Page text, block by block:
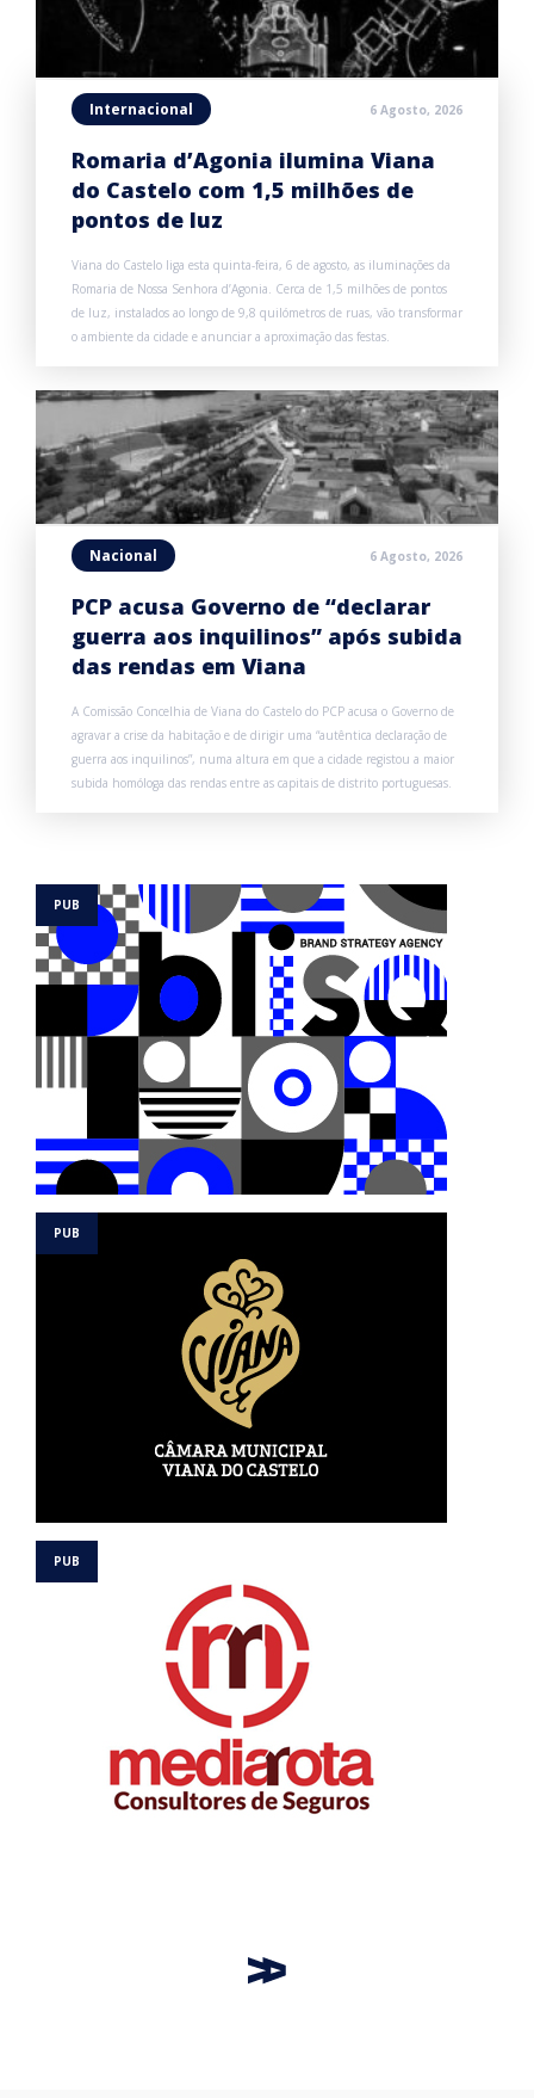
Internacional 6 Agosto, 2026
Romaria d’Agonia ilumina Viana
do Castelo com 1,5 milhões de
pontos de luz
Viana do Castelo liga esta quinta-feira, 6 de agosto, as iluminações da
Romaria de Nossa Senhora d’Agonia. Cerca de 1,5 milhões de pontos
de luz, instalados ao longo de 9,8 quilómetros de ruas, vão transformar
o ambiente da cidade e anunciar a aproximação das festas.
Nacional 6 Agosto, 2026
PCP acusa Governo de “declarar
guerra aos inquilinos” após subida
das rendas em Viana
A Comissão Concelhia de Viana do Castelo do PCP acusa o Governo de
agravar a crise da habitação e de dirigir uma “autêntica declaração de
guerra aos inquilinos”, numa altura em que a cidade registou a maior
subida homóloga das rendas entre as capitais de distrito portuguesas.